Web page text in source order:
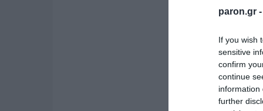
paron.gr -
If you wish
sensitive
confirm
continue
information
further